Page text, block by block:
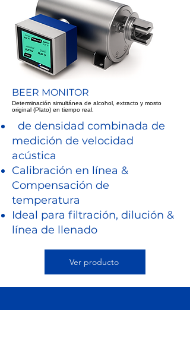
BEER MONITOR
Determinación simultánea de alcohol, extracto y mosto
original (Plato) en tiempo real.
de densidad combinada de
medición de velocidad
acústica
Calibración en línea &
Compensación de
temperatura
Ideal para filtración, dilución &
línea de llenado
Ver producto